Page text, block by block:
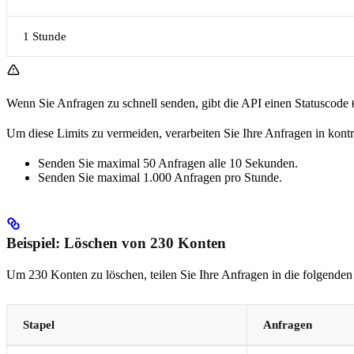
1 Stunde
Wenn Sie Anfragen zu schnell senden, gibt die API einen Statuscode
Um diese Limits zu vermeiden, verarbeiten Sie Ihre Anfragen in
Senden Sie maximal 50 Anfragen alle 10 Sekunden.
Senden Sie maximal 1.000 Anfragen pro Stunde.
Beispiel: Löschen von 230 Konten
Um 230 Konten zu löschen, teilen Sie Ihre Anfragen in die
Stapel Anfragen